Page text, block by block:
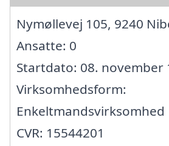
Nymøllevej 105, 9240
Ansatte: 0
Startdato: 08. november
Virksomhedsform:
Enkeltmandsvirksomhed
CVR: 15544201